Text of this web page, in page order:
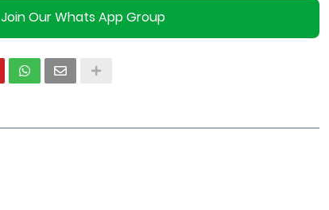
Join Our Whats App Group